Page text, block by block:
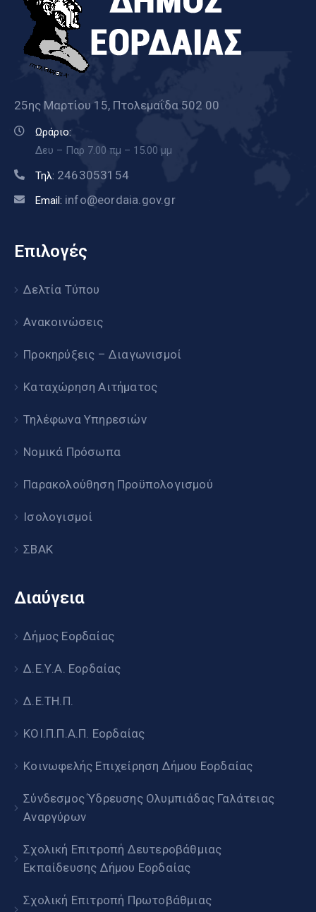
25ης Μαρτίου 15, Πτολεμαΐδα 502 00
Ωράριο:
Δευ – Παρ 7.00 πμ – 15.00 μμ
Τηλ: 2463053154
Email: info@eordaia.gov.gr
Επιλογές
Δελτία Τύπου
Ανακοινώσεις
Προκηρύξεις – Διαγωνισμοί
Καταχώρηση Αιτήματος
Τηλέφωνα Υπηρεσιών
Νομικά Πρόσωπα
Παρακολούθηση Προϋπολογισμού
Ισολογισμοί
ΣΒΑΚ
Διαύγεια
Δήμος Εορδαίας
Δ.Ε.Υ.Α. Εορδαίας
Δ.Ε.ΤΗ.Π.
ΚΟΙ.Π.Π.Α.Π. Εορδαίας
Κοινωφελής Επιχείρηση Δήμου Εορδαίας
Σύνδεσμος Ύδρευσης Ολυμπιάδας Γαλάτειας
Αναργύρων
Σχολική Επιτροπή Δευτεροβάθμιας
Εκπαίδευσης Δήμου Εορδαίας
Σχολική Επιτροπή Πρωτοβάθμιας